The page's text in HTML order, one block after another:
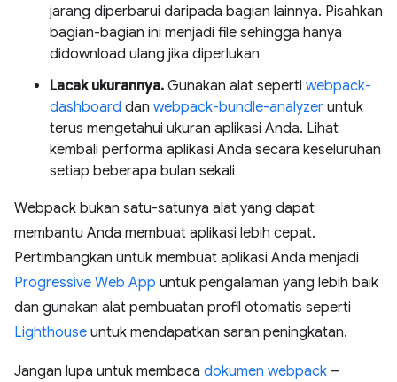
jarang diperbarui daripada bagian lainnya. Pisahkan
bagian-bagian ini menjadi file sehingga hanya
didownload ulang jika diperlukan
Lacak ukurannya. Gunakan alat seperti webpack-
dashboard dan webpack-bundle-analyzer untuk
terus mengetahui ukuran aplikasi Anda. Lihat
kembali performa aplikasi Anda secara keseluruhan
setiap beberapa bulan sekali
Webpack bukan satu-satunya alat yang dapat
membantu Anda membuat aplikasi lebih cepat.
Pertimbangkan untuk membuat aplikasi Anda menjadi
Progressive Web App untuk pengalaman yang lebih baik
dan gunakan alat pembuatan profil otomatis seperti
Lighthouse untuk mendapatkan saran peningkatan.
Jangan lupa untuk membaca dokumen webpack –